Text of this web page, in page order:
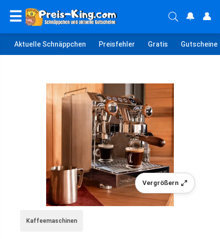
☰ 🔔 👤
Aktuelle Schnäppchen Preisfehler Gratis Gutscheine
Vergrößern
Kaffeemaschinen